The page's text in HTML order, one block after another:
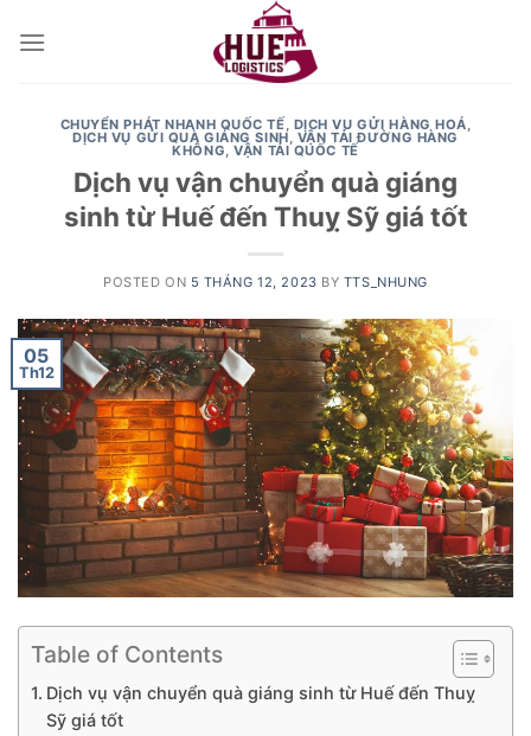
CHUYỂN PHÁT NHANH QUỐC TẾ, DỊCH VU GỬI HÀNG HOÁ,
DỊCH VỤ GỬI QUÀ GIÁNG SINH, VẬN TẢI ĐƯỜNG HÀNG
KHÔNG,VẬN TẢI QUỐC TẾ
Dịch vụ vận chuyển quà giáng
sinh từ Huế đến Thuỵ Sỹ giá tốt
POSTED ON 5 THÁNG 12, 2023 BY TTS_NHUNG
05
Th12
Table of Contents
Dịch vụ vận chuyển quà giáng sinh từ Huế đến Thuỵ
Sỹ giá tốt